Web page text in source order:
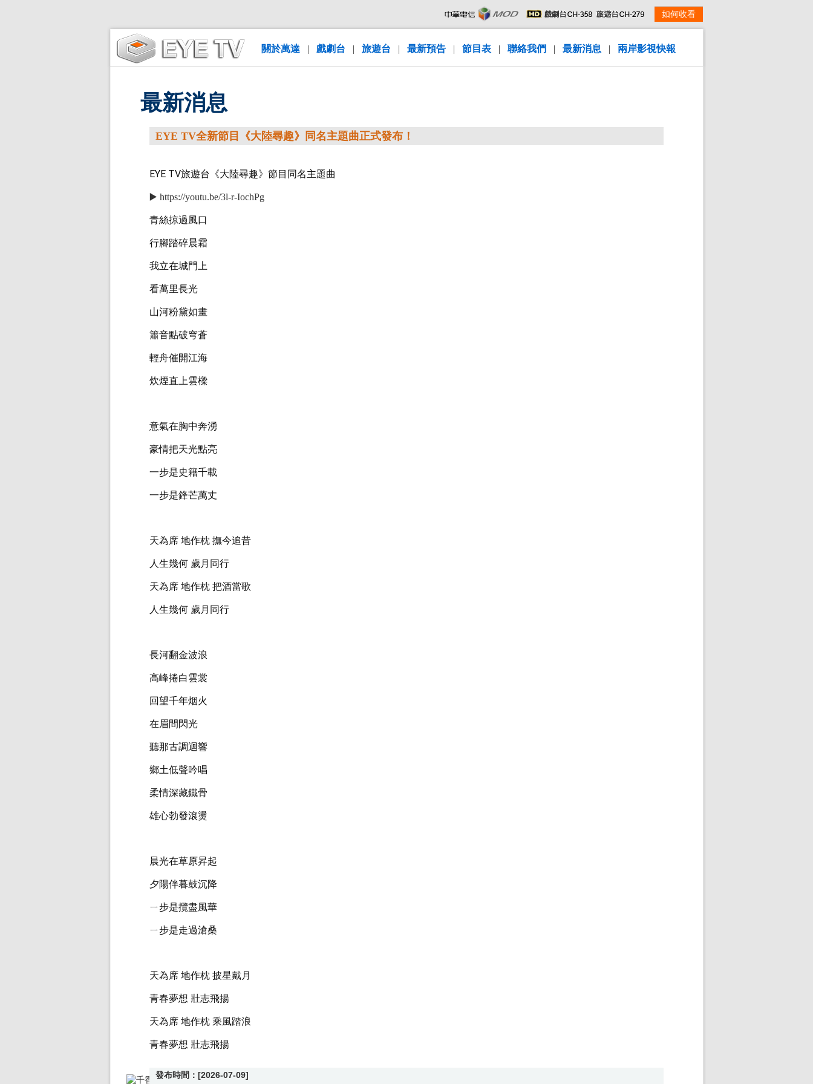
如何收看
關於萬達 | 戲劇台 | 旅遊台 | 最新預告 | 節目表 | 聯絡我們 | 最新消息 | 兩岸影視快報
最新消息
EYE TV全新節目《大陸尋趣》同名主題曲正式發布！
EYE TV旅遊台《大陸尋趣》節目同名主題曲
▶️ https://youtu.be/3l-r-IochPg
青絲掠過風口
行腳踏碎晨霜
我立在城門上
看萬里長光
山河粉黛如畫
簫音點破穹蒼
輕舟催開江海
炊煙直上雲樑
意氣在胸中奔湧
豪情把天光點亮
一步是史籍千載
一步是鋒芒萬丈
天為席 地作枕 撫今追昔
人生幾何 歲月同行
天為席 地作枕 把酒當歌
人生幾何 歲月同行
長河翻金波浪
高峰捲白雲裳
回望千年烟火
在眉間閃光
聽那古調迴響
鄉土低聲吟唱
柔情深藏鐵骨
雄心勃發滾燙
晨光在草原昇起
夕陽伴暮鼓沉降
ㄧ步是攬盡風華
ㄧ步是走過滄桑
天為席 地作枕 披星戴月
青春夢想 壯志飛揚
天為席 地作枕 乘風踏浪
青春夢想 壯志飛揚
發布時間：[2026-07-09]